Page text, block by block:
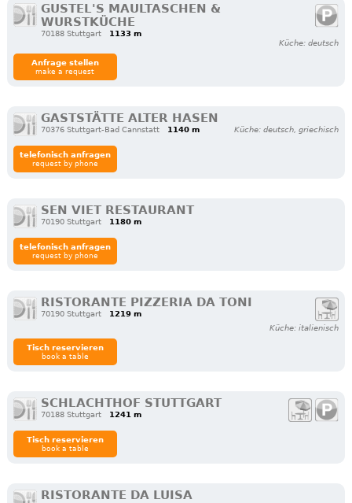
GUSTEL'S MAULTASCHEN &
WURSTKÜCHE
70188 Stuttgart
1133 m
Küche: deutsch
Anfrage stellen
make a request
GASTSTÄTTE ALTER HASEN
70376 Stuttgart-Bad Cannstatt 1140 m Küche: deutsch, griechisch
telefonisch anfragen
request by phone
SEN VIET RESTAURANT
70190 Stuttgart 1180 m
telefonisch anfragen
request by phone
RISTORANTE PIZZERIA DA TONI
70190 Stuttgart
1219 m
Küche: italienisch
Tisch reservieren
book a table
SCHLACHTHOF STUTTGART
70188 Stuttgart 1241 m
Tisch reservieren
book a table
RISTORANTE DA LUISA